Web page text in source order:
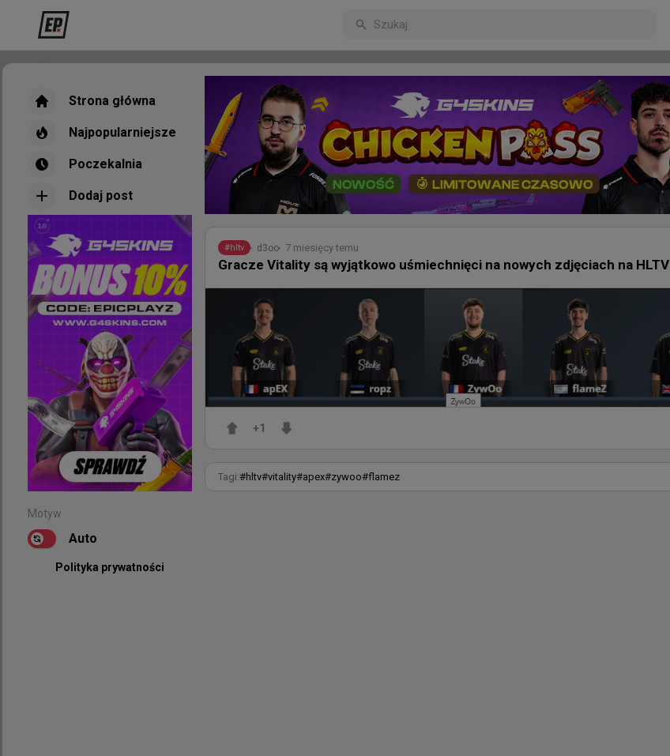
Dodaj post
Motyw
Nowe Najpopularniejsze
wojteq 3 godziny temu
FOKUS 2:0 Partizan - podopieczni kubena gładko zamknęli spotkanie
Strona główna
Najpopularniejsze
Poczekalnia
Dodaj post
Motyw
Auto
Polityka prywatności
#hltv d3oo 7 miesięcy temu
Gracze Vitality są wyjątkowo uśmiechnięci na nowych zdjęciach na HLTV
+1
Tagi:#hltv#vitality#apex#zywoo#flamez